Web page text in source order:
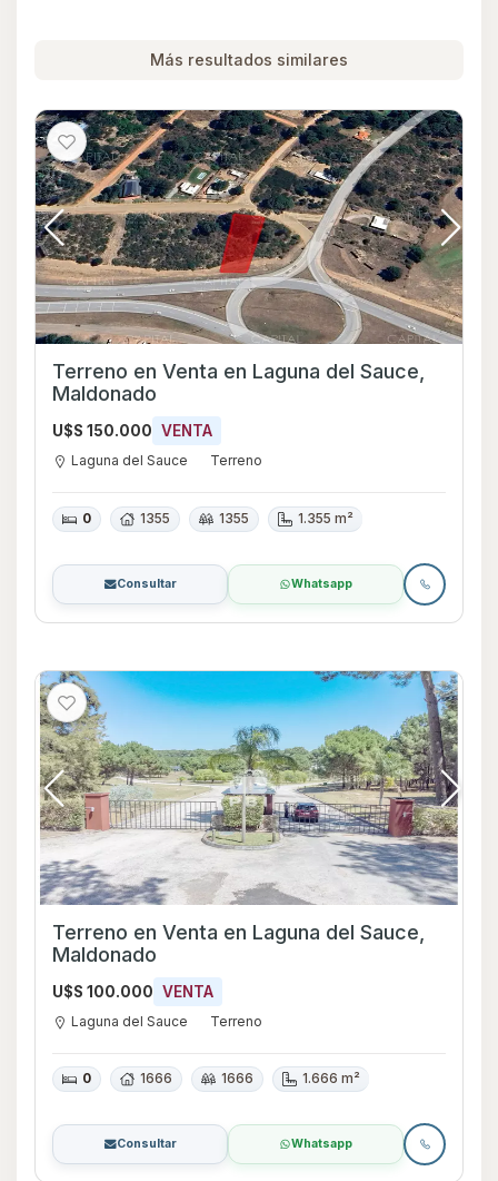
Más resultados similares
Terreno en Venta en Laguna del Sauce,
Maldonado
U$S 150.000 VENTA
Laguna del Sauce Terreno
0 1355 1355 1.355 m²
Consultar Whatsapp
Terreno en Venta en Laguna del Sauce,
Maldonado
U$S 100.000 VENTA
Laguna del Sauce Terreno
0 1666 1666 1.666 m²
Consultar Whatsapp